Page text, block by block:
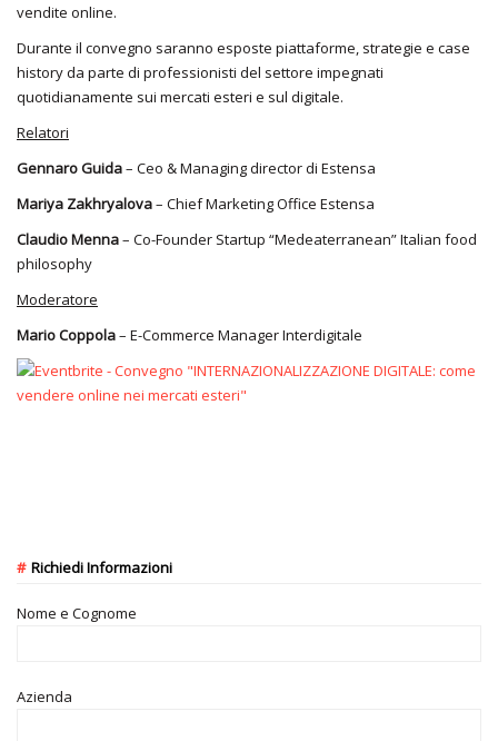
vendite online.
Durante il convegno saranno esposte piattaforme, strategie e case
history da parte di professionisti del settore impegnati
quotidianamente sui mercati esteri e sul digitale.
Relatori
Gennaro Guida– Ceo & Managing director di Estensa
Mariya Zakhryalova– Chief Marketing Office Estensa
Claudio Menna– Co-Founder Startup “Medeaterranean” Italian food
philosophy
Moderatore
Mario Coppola– E-Commerce Manager Interdigitale
Richiedi Informazioni
Nome e Cognome
Azienda